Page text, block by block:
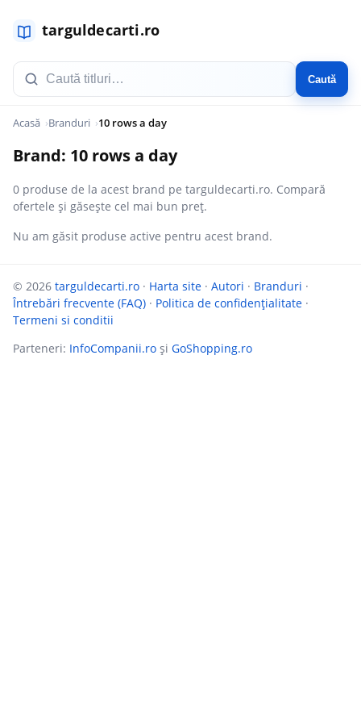
Caută
Acasă Branduri 10 rows a day
Brand: 10 rows a day
0 produse de la acest brand pe targuldecarti.ro. Compară
ofertele și găsește cel mai bun preț.
Nu am găsit produse active pentru acest brand.
© 2026 targuldecarti.ro · Harta site · Autori · Branduri ·
Întrebări frecvente (FAQ) · Politica de confidențialitate ·
Termeni si conditii
Parteneri: InfoCompanii.ro și GoShopping.ro